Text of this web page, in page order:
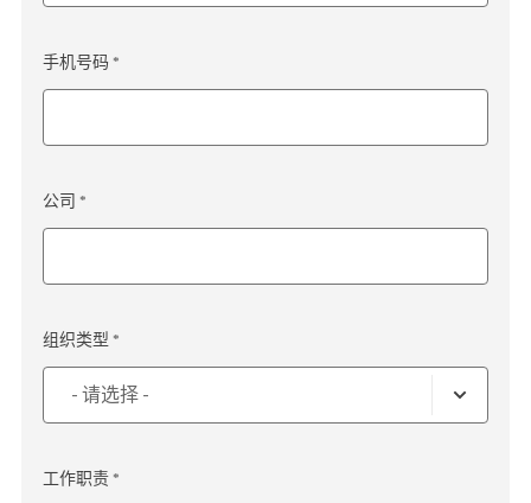
手机号码 *
公司 *
组织类型 *
工作职责 *